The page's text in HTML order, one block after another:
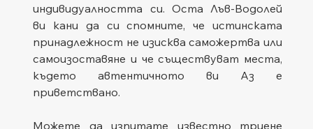
индивидуалността си. Оста Лъв-Водолей
ви кани да си спомните, че истинската
принадлежност не изисква саможертва или
самоизоставяне и че съществуват места,
където автентичното ви Аз е
приветствано.
Можете да изпитате известно триене